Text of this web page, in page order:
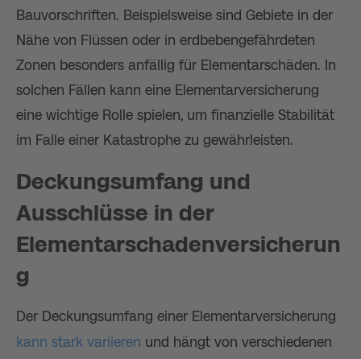
Bauvorschriften. Beispielsweise sind Gebiete in der
Nähe von Flüssen oder in erdbebengefährdeten
Zonen besonders anfällig für Elementarschäden. In
solchen Fällen kann eine Elementarversicherung
eine wichtige Rolle spielen, um finanzielle Stabilität
im Falle einer Katastrophe zu gewährleisten.
Deckungsumfang und
Ausschlüsse in der
Elementarschadenversicherun
g
Der Deckungsumfang einer Elementarversicherung
kann stark variieren und hängt von verschiedenen